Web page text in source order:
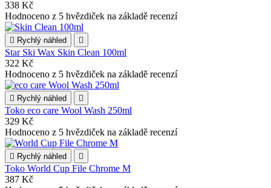
338 Kč
Hodnoceno z 5 hvězdiček na základě recenzí
 Rychlý náhled 
Star Ski Wax Skin Clean 100ml
322 Kč
Hodnoceno z 5 hvězdiček na základě recenzí
 Rychlý náhled 
Toko eco care Wool Wash 250ml
329 Kč
Hodnoceno z 5 hvězdiček na základě recenzí
 Rychlý náhled 
Toko World Cup File Chrome M
387 Kč